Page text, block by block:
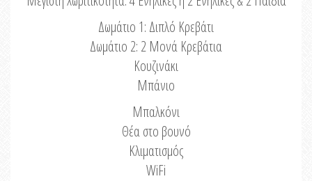
Δωμάτιο 1: Διπλό Κρεβάτι
Δωμάτιο 2: 2 Μονά Κρεβάτια
Κουζινάκι
Μπάνιο
Μπαλκόνι
Θέα στο βουνό
Κλιματισμός
WiFi